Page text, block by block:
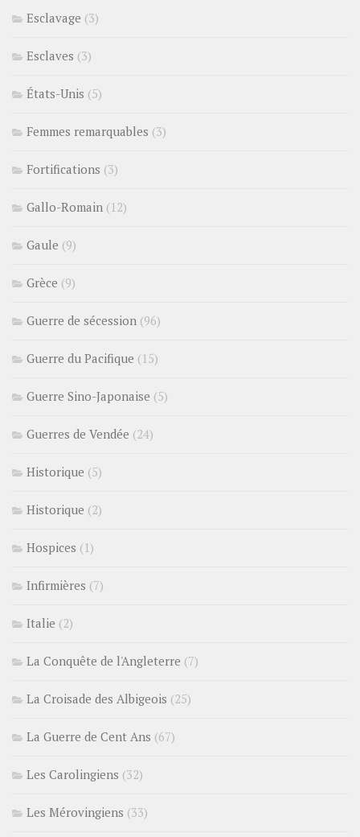
Esclavage (3)
Esclaves (3)
États-Unis (5)
Femmes remarquables (3)
Fortifications (3)
Gallo-Romain (12)
Gaule (9)
Grèce (9)
Guerre de sécession (96)
Guerre du Pacifique (15)
Guerre Sino-Japonaise (5)
Guerres de Vendée (24)
Historique (5)
Historique (2)
Hospices (1)
Infirmières (7)
Italie (2)
La Conquête de l'Angleterre (7)
La Croisade des Albigeois (25)
La Guerre de Cent Ans (67)
Les Carolingiens (32)
Les Mérovingiens (33)